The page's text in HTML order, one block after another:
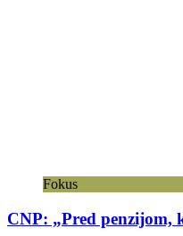
Fokus
CNP: „Pred penzijom,